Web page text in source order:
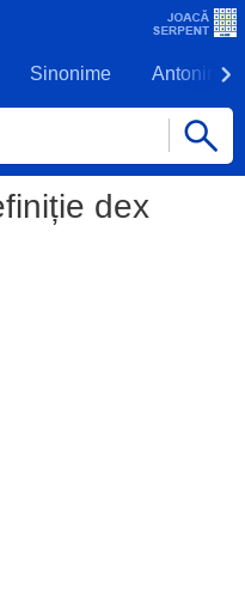
Sinonime Antonime
dex